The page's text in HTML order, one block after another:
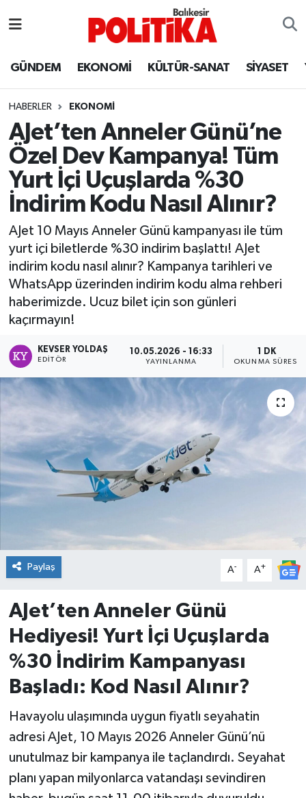
GÜNDEM EKONOMİ KÜLTÜR-SANAT SİYASET
HABERLER EKONOMİ
AJet’ten Anneler Günü’ne
Özel Dev Kampanya! Tüm
Yurt İçi Uçuşlarda %30
İndirim Kodu Nasıl Alınır?
AJet 10 Mayıs Anneler Günü kampanyası ile tüm
yurt içi biletlerde %30 indirim başlattı! AJet
indirim kodu nasıl alınır? Kampanya tarihleri ve
WhatsApp üzerinden indirim kodu alma rehberi
haberimizde. Ucuz bilet için son günleri
kaçırmayın!
KEVSER YOLDAŞ
EDITÖR
10.05.2026 - 16:33
YAYINLANMA
1 DK
OKUNMA SÜRESI
Paylaş A- A+
AJet’ten Anneler Günü
Hediyesi! Yurt İçi Uçuşlarda
%30 İndirim Kampanyası
Başladı: Kod Nasıl Alınır?
Havayolu ulaşımında uygun fiyatlı seyahatin
adresi AJet, 10 Mayıs 2026 Anneler Günü’nü
unutulmaz bir kampanya ile taçlandırdı. Seyahat
planı yapan milyonlarca vatandaşı sevindiren
Ayvalık
Balya
Bandırma
Bigadiç
BİYOGRAFİLER
Burhaniye
ÇEVRE
Edremit
EĞİTİM
EKONOMİ
Gönen
Havran
İvrindi
KENT GÜNDEMİ
Kepsut
KÜLTÜR-SANAT
MAGAZİN
Balıkesir Hava Durumu
Balıkesir Namaz Vakitleri
Balıkesir Trafik Yoğunluk Haritası
Süper Lig Puan Durumu ve Fikstür
Tüm Manşetler
Son Dakika Haberleri
Haber Arşivi